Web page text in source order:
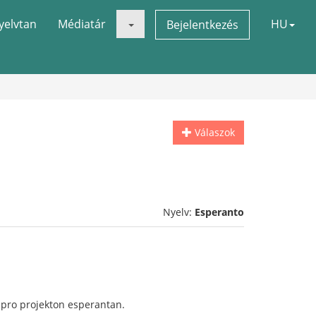
Médiatár Bejelentkezés HU
Válaszok
Nyelv: Esperanto
projekton esperantan.